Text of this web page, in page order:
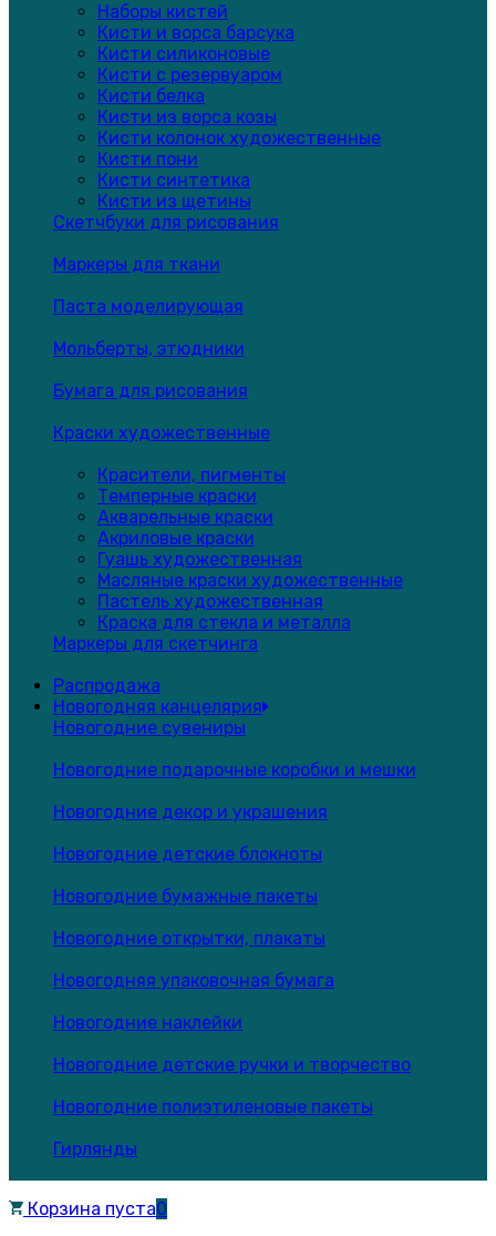
Наборы кистей
Кисти и ворса барсука
Кисти силиконовые
Кисти с резервуаром
Кисти белка
Кисти из ворса козы
Кисти колонок художественные
Кисти пони
Кисти синтетика
Кисти из щетины
Скетчбуки для рисования
Маркеры для ткани
Паста моделирующая
Мольберты, этюдники
Бумага для рисования
Краски художественные
Красители, пигменты
Темперные краски
Акварельные краски
Акриловые краски
Гуашь художественная
Масляные краски художественные
Пастель художественная
Краска для стекла и металла
Маркеры для скетчинга
Распродажа
Новогодняя канцелярия
Новогодние сувениры
Новогодние подарочные коробки и мешки
Новогодние декор и украшения
Новогодние детские блокноты
Новогодние бумажные пакеты
Новогодние открытки, плакаты
Новогодняя упаковочная бумага
Новогодние наклейки
Новогодние детские ручки и творчество
Новогодние полиэтиленовые пакеты
Гирлянды
Корзина пуста0